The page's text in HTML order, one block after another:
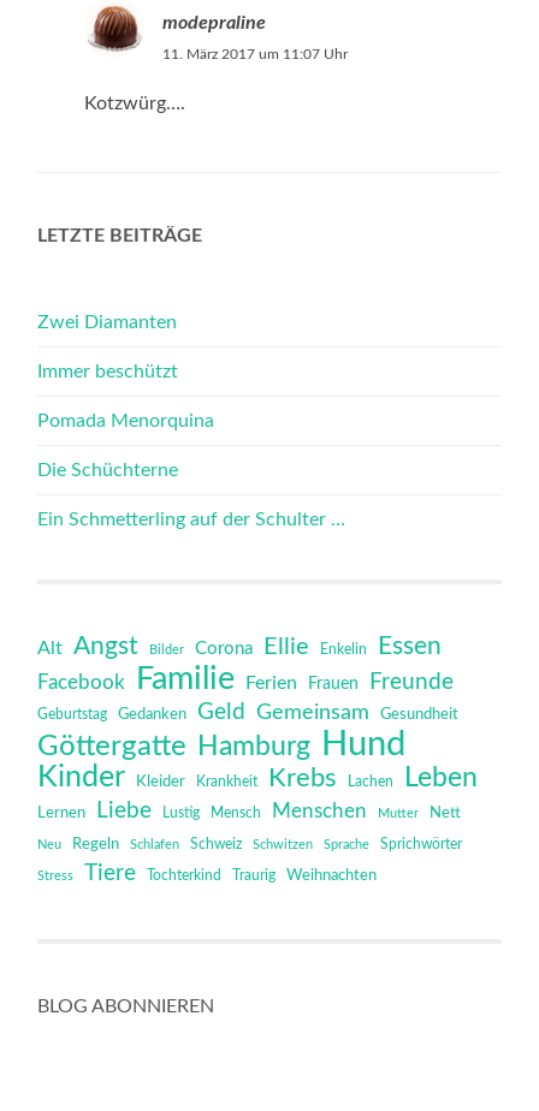
modepraline
11. März 2017 um 11:07 Uhr
Kotzwürg….
LETZTE BEITRÄGE
Zwei Diamanten
Immer beschützt
Pomada Menorquina
Die Schüchterne
Ein Schmetterling auf der Schulter …
Alt Angst Bilder Corona Ellie Enkelin Essen
Facebook Familie Ferien Frauen Freunde
Geburtstag Gedanken Geld Gemeinsam Gesundheit
Göttergatte Hamburg Hund
Kinder Kleider Krankheit Krebs Lachen Leben
Lernen Liebe Lustig Mensch Menschen Mutter Nett
Neu Regeln Schlafen Schweiz Schwitzen Sprache Sprichwörter
Stress Tiere Tochterkind Traurig Weihnachten
BLOG ABONNIEREN